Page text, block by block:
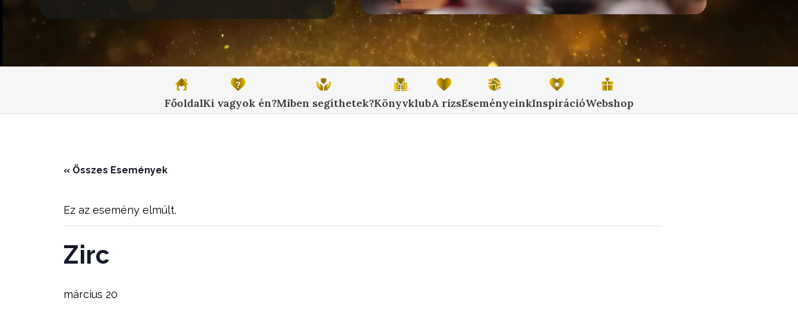
FőoldalKi vagyok én?Miben segíthetek?KönyvklubA rizsEseményeinkInspirációWebshop
« Összes Események
Ez az esemény elmúlt.
Zirc
március 20